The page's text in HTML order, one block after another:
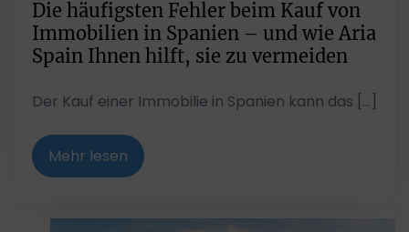
Die häufigsten Fehler beim Kauf von
Immobilien in Spanien – und wie Aria
Spain Ihnen hilft, sie zu vermeiden
Der Kauf einer Immobilie in Spanien kann das […]
Mehr lesen